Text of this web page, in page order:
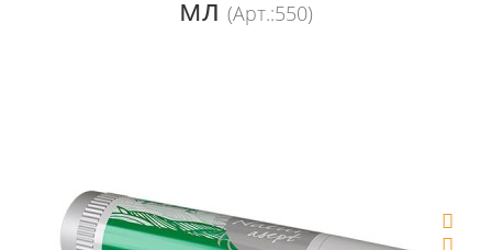
мл (Арт.:550)